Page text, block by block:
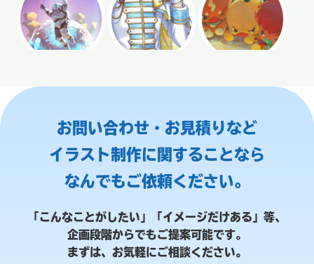
お問い合わせ・お見積りなど
イラスト制作に関することなら
なんでもご依頼ください。
「こんなことがしたい」「イメージだけある」等、
企画段階からでもご提案可能です。
まずは、お気軽にご相談ください。